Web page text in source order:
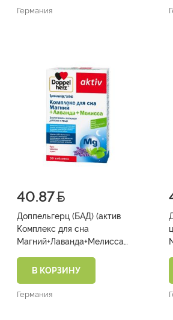
Германия
40.87
Доппельгерц (БАД) (актив
Комплекс для сна
Магний+Лаванда+Мелисса
В КОРЗИНУ
Германия